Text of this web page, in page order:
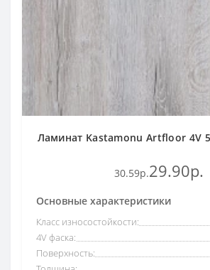
Ламинат Kastamonu Artfloor 4V
30.59р.29.90р.
Основные характеристики
Класс износостойкости:
4V фаска:
Поверхность: